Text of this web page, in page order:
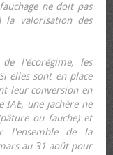
ne doit pas
la valorisation des
l'écorégime, les
elles sont en place
leur conversion en
IAE, une jachère ne
ou fauche) et
l'ensemble de la
au 31 août pour